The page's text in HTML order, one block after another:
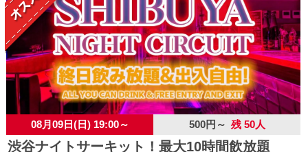
08月09日(日) 19:00～ 500円～ 残 50人
渋谷ナイトサーキット！最大10時間飲放題